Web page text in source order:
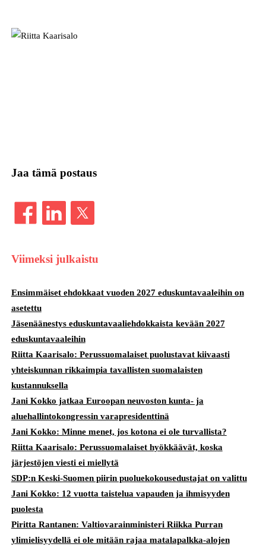
Jaa tämä postaus
Viimeksi julkaistu
Ensimmäiset ehdokkaat vuoden 2027 eduskuntavaaleihin on
asetettu
Jäsenäänestys eduskuntavaaliehdokkaista kevään 2027
eduskuntavaaleihin
Riitta Kaarisalo: Perussuomalaiset puolustavat kiivaasti
yhteiskunnan rikkaimpia tavallisten suomalaisten
kustannuksella
Jani Kokko jatkaa Euroopan neuvoston kunta- ja
aluehallintokongressin varapresidenttinä
Jani Kokko: Minne menet, jos kotona ei ole turvallista?
Riitta Kaarisalo: Perussuomalaiset hyökkäävät, koska
järjestöjen viesti ei miellytä
SDP:n Keski-Suomen piirin puoluekokousedustajat on valittu
Jani Kokko: 12 vuotta taistelua vapauden ja ihmisyyden
puolesta
Piritta Rantanen: Valtiovarainministeri Riikka Purran
ylimielisyydellä ei ole mitään rajaa matalapalkka-alojen